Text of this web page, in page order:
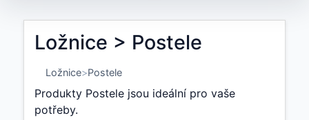
Ložnice > Postele
Ložnice Postele
Produkty Postele jsou ideální pro vaše
potřeby.